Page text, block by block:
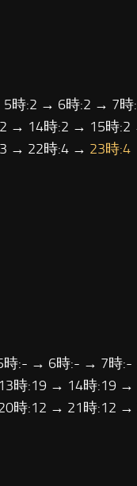
時:2 → 6時:2 → 7
→ 14時:2 → 15時
→ 22時:4 → 23時:4
:- → 6時:- → 7時
時:19 → 14時:19 →
時:12 → 21時:12 →